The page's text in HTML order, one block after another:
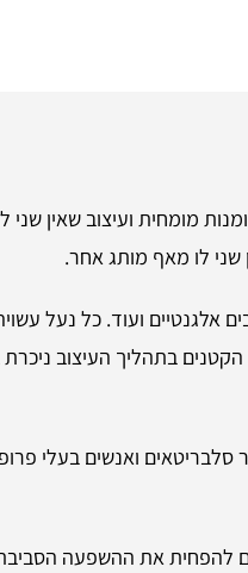
מומחית ועיצוב שאין שני
שני לו מאף מותג אחר.
אלגנטיים ועוד. כל נעל
בתהליך העיצוב
ואנשים בעלי
להפחית את ההשפעה